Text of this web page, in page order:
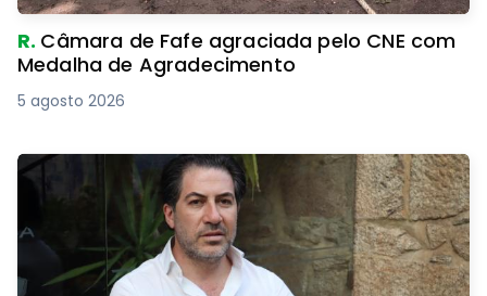
R. Câmara de Fafe agraciada pelo CNE com
Medalha de Agradecimento
5 agosto 2026